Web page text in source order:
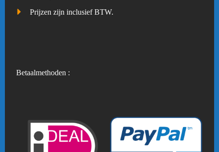
Prijzen zijn inclusief BTW.
Betaalmethoden :